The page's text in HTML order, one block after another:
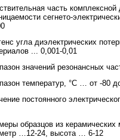
часть комплексной
сегнето-
угла диэлектрических
... 0,001-0,01
значений резонансных
температур, °С … от -80
постоянного
образцов из
…12-24, высота … 6-12